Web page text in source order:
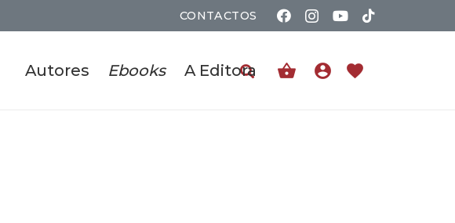
CONTACTOS
Autores Ebooks A Editora shopping_basket account_circle favorite